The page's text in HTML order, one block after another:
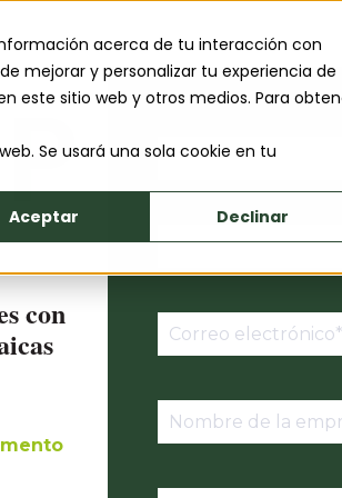
acerca de tu interacción con
mejorar y personalizar tu experiencia de
este sitio web y otros medios. Para
Se usará una sola cookie en tu
Aceptar Declinar
con